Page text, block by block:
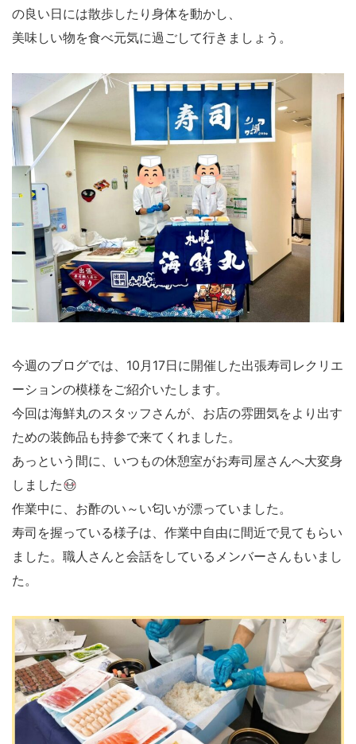
の良い日には散歩したり身体を動かし、
美味しい物を食べ元気に過ごして行きましょう。
今週のブログでは、10月17日に開催した出張寿司レクリエ
ーションの模様をご紹介いたします。
今回は海鮮丸のスタッフさんが、お店の雰囲気をより出す
ための装飾品も持参で来てくれました。
あっという間に、いつもの休憩室がお寿司屋さんへ大変身
しました
作業中に、お酢のい～い匂いが漂っていました。
寿司を握っている様子は、作業中自由に間近で見てもらい
ました。職人さんと会話をしているメンバーさんもいまし
た。